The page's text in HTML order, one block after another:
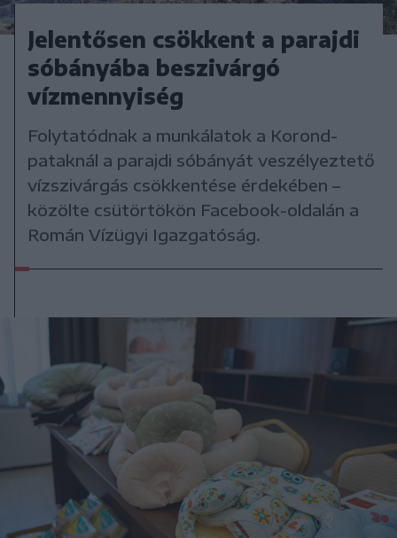
Jelentősen csökkent a parajdi
sóbányába beszivárgó
vízmennyiség
Folytatódnak a munkálatok a Korond-
pataknál a parajdi sóbányát veszélyeztető
vízszivárgás csökkentése érdekében –
közölte csütörtökön Facebook-oldalán a
Román Vízügyi Igazgatóság.